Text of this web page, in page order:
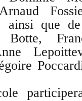
ainsi que
Botte,